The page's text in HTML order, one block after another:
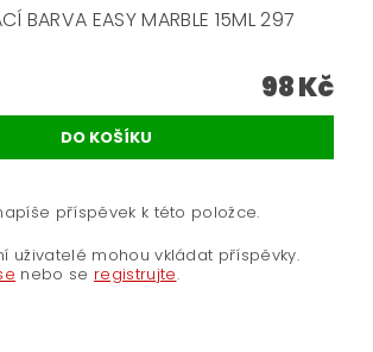
BARVA EASY MARBLE 15ML 297
98 Kč
příspěvek k této položce.
uživatelé mohou vkládat příspěvky.
nebo se registrujte.